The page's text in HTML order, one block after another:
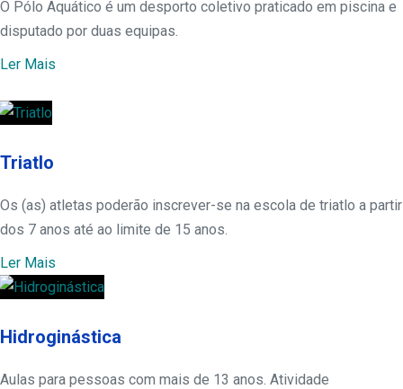
O Pólo Aquático é um desporto coletivo praticado em piscina e
disputado por duas equipas.
Ler Mais
Triatlo
Os (as) atletas poderão inscrever-se na escola de triatlo a partir
dos 7 anos até ao limite de 15 anos.
Ler Mais
Hidroginástica
Aulas para pessoas com mais de 13 anos. Atividade